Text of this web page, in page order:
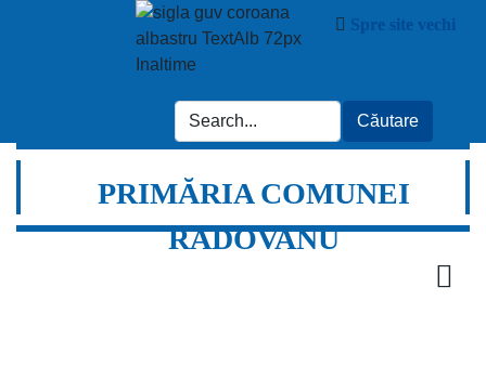
Spre site vechi
PRIMĂRIA COMUNEI
RADOVANU